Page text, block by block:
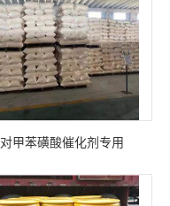
对甲苯磺酸催化剂专用